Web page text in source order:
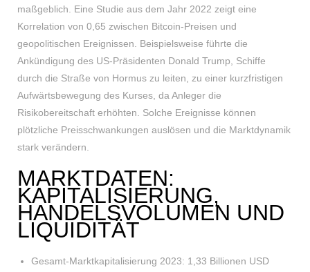
maßgeblich. Eine Studie aus dem Jahr 2022 zeigt eine
Korrelation von 0,65 zwischen Bitcoin-Preisen und
geopolitischen Ereignissen. Beispielsweise führte die
Ankündigung des US-Präsidenten Donald Trump, Schiffe
durch die Straße von Hormus zu leiten, zu einer kurzfristigen
Aufwärtsbewegung des Kurses, da Anleger die
Risikobereitschaft erhöhten. Solche Ereignisse können
plötzliche Preisschwankungen auslösen und die Marktdynamik
stark verändern.
MARKTDATEN:
KAPITALISIERUNG,
HANDELSVOLUMEN UND
LIQUIDITÄT
Gesamt-Marktkapitalisierung 2023: 1,33 Billionen USD